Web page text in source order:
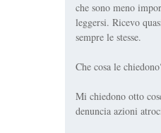
che sono meno
leggersi. Ricevo
sempre le stesse.
Che cosa le
Mi chiedono otto
denuncia azioni